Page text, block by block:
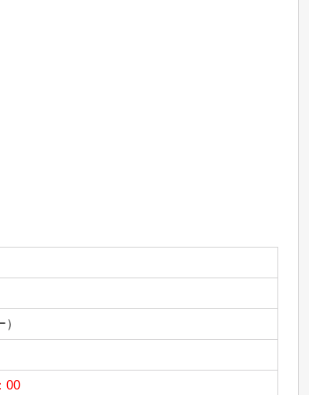
00